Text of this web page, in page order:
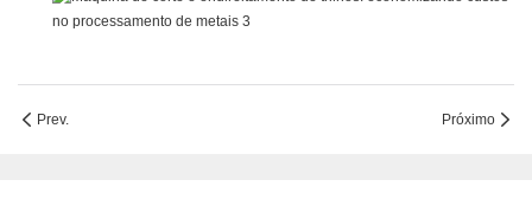
Prev. Próximo